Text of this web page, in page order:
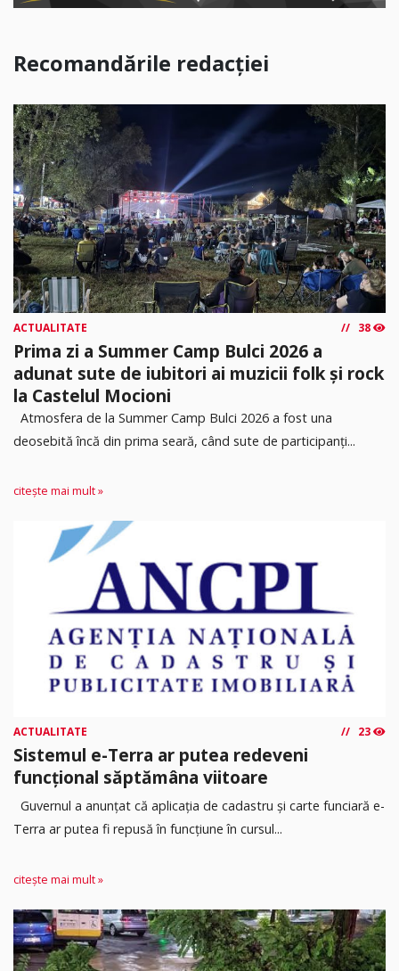
Recomandările redacției
ACTUALITATE 38
Prima zi a Summer Camp Bulci 2026 a
adunat sute de iubitori ai muzicii folk și rock
la Castelul Mocioni
Atmosfera de la Summer Camp Bulci 2026 a fost una
deosebită încă din prima seară, când sute de participanți...
citește mai mult »
ACTUALITATE 23
Sistemul e-Terra ar putea redeveni
funcțional săptămâna viitoare
Guvernul a anunțat că aplicația de cadastru și carte funciară e-
Terra ar putea fi repusă în funcțiune în cursul...
citește mai mult »